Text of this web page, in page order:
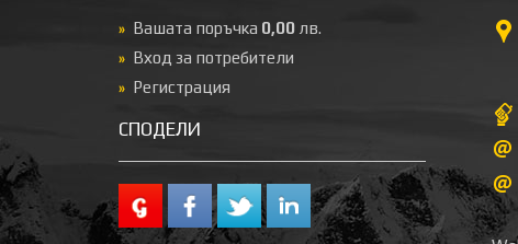
Вашата поръчка 0,00 лв.
Вход за потребители
Регистрация
СПОДЕЛИ